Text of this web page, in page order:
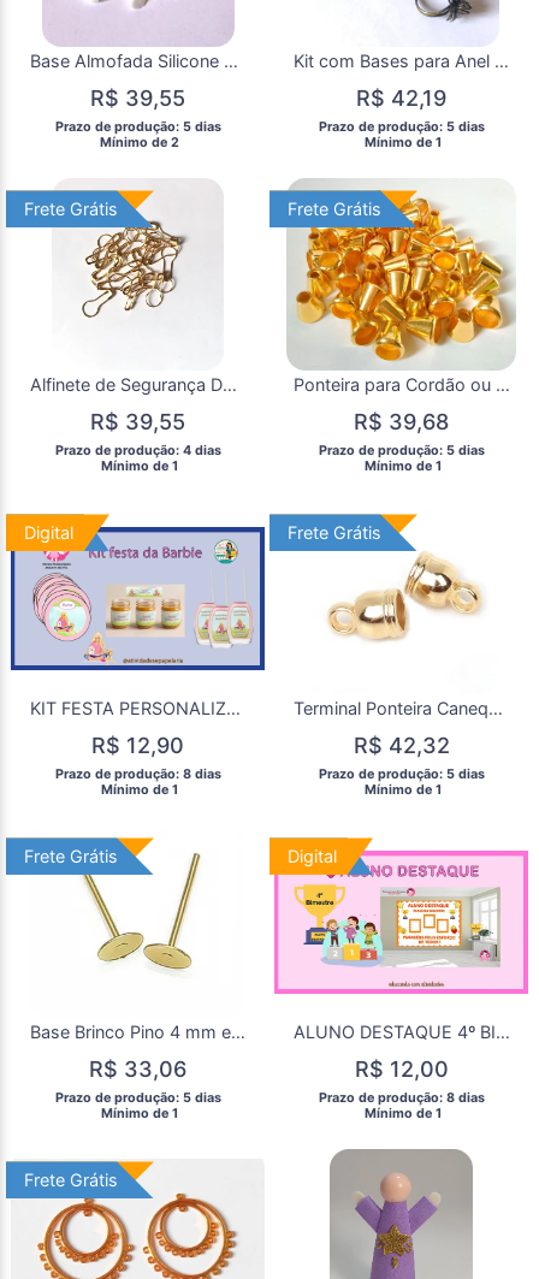
Base Almofada Silicone Branca para Brinco de Pressão 8 mm
R$ 39,55
Prazo de produção: 5 dias
  Mínimo de 2
Kit com Bases para Anel Metal Bronze - Ajustável
R$ 42,19
Prazo de produção: 5 dias
  Mínimo de 1
Frete Grátis
Frete Grátis
Alfinete de Segurança Dourado com 100 Unidades
R$ 39,55
Prazo de produção: 4 dias
  Mínimo de 1
Frete Grátis
Frete Grátis
Ponteira para Cordão ou Pezinho de Caixa Cor Dourada
R$ 39,68
Prazo de produção: 5 dias
  Mínimo de 1
Digital
Digital
KIT FESTA PERSONALIZADA DA BARBIE
R$ 12,90
Prazo de produção: 8 dias
  Mínimo de 1
Frete Grátis
Frete Grátis
Terminal Ponteira Canequinha Montagem Bijuteria
R$ 42,32
Prazo de produção: 5 dias
  Mínimo de 1
Frete Grátis
Frete Grátis
Base Brinco Pino 4 mm em Metal Dourado com 25 Pares
R$ 33,06
Prazo de produção: 5 dias
  Mínimo de 1
Digital
Digital
ALUNO DESTAQUE 4º BIMESTRE
R$ 12,00
Prazo de produção: 8 dias
  Mínimo de 1
Frete Grátis
Frete Grátis